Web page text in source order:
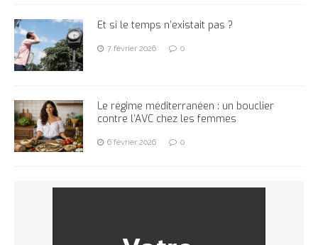
Et si le temps n’existait pas ?
7 février 2026 0
Le régime méditerranéen : un bouclier
contre l’AVC chez les femmes
6 février 2026 0